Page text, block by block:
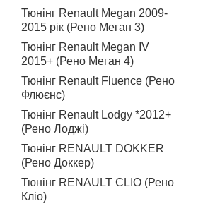
Тюнінг Renault Megan 2009-
2015 рік (Рено Меган 3)
Тюнінг Renault Megan IV
2015+ (Рено Меган 4)
Тюнінг Renault Fluence (Рено
Флюєнс)
Тюнінг Renault Lodgy *2012+
(Рено Лоджі)
Тюнінг RENAULT DOKKER
(Рено Доккер)
Тюнінг RENAULT CLIO (Рено
Кліо)